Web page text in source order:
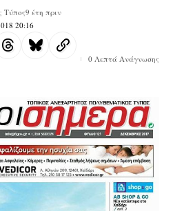
20:16
Τύπος9 έτη πριν
0 Λεπτά Ανάγνωσης